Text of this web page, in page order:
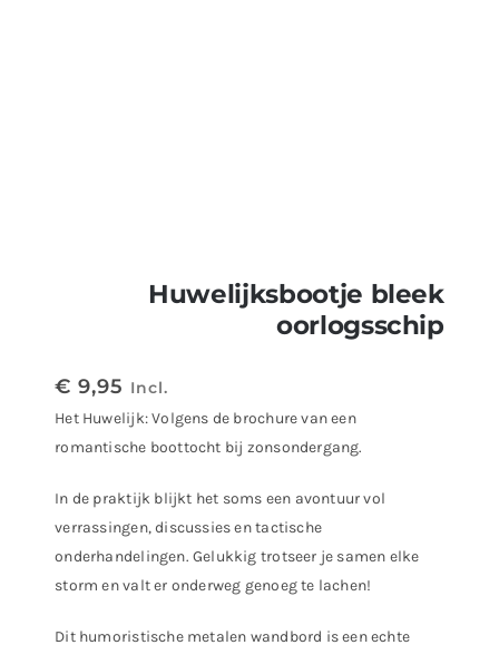
Huwelijksbootje bleek
oorlogsschip
€ 9,95 Incl.
Het Huwelijk: Volgens de brochure van een
romantische boottocht bij zonsondergang.
In de praktijk blijkt het soms een avontuur vol
verrassingen, discussies en tactische
onderhandelingen. Gelukkig trotseer je samen elke
storm en valt er onderweg genoeg te lachen!
Dit humoristische metalen wandbord is een echte